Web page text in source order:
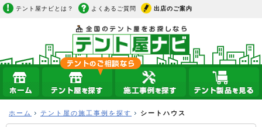
テント屋ナビとは？ よくあるご質問 出店のご案内
ホーム テント屋の施工事例を探す シートハウス